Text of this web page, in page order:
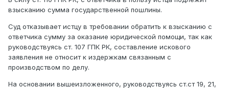
взысканию сумма государственной пошлины.
Суд отказывает истцу в требовании обратить к взысканию с
ответчика сумму за оказание юридической помощи, так как
руководствуясь ст. 107 ГПК РК, составление искового
заявления не относит к издержкам связанным с
производством по делу.
На основании вышеизложенного, руководствуясь ст.ст 19, 21,